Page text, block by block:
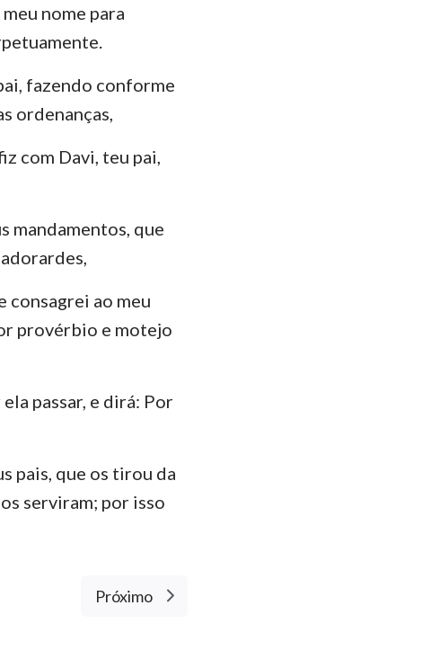
nome para
fazendo conforme
ordenanças,
com Davi, teu pai,
mandamentos, que
consagrei ao meu
provérbio e motejo
passar, e dirá: Por
pais, que os tirou da
serviram; por isso
Próximo